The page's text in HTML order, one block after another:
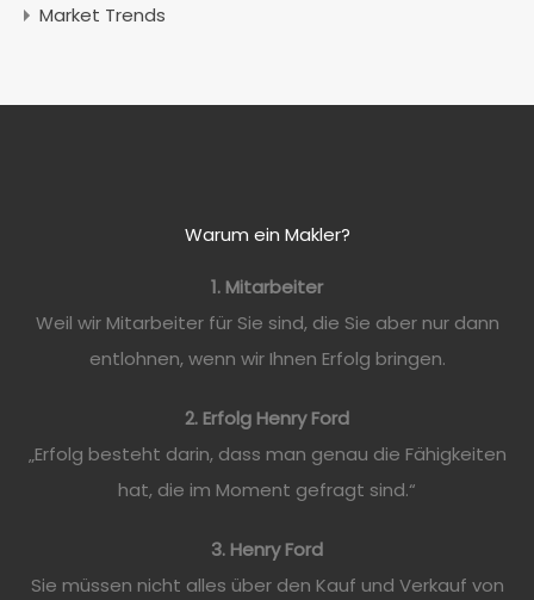
Market Trends
Warum ein Makler?
1. Mitarbeiter
Weil wir Mitarbeiter für Sie sind, die Sie aber nur dann
entlohnen, wenn wir Ihnen Erfolg bringen.
2. Erfolg Henry Ford
„Erfolg besteht darin, dass man genau die Fähigkeiten
hat, die im Moment gefragt sind.“
3. Henry Ford
Sie müssen nicht alles über den Kauf und Verkauf von